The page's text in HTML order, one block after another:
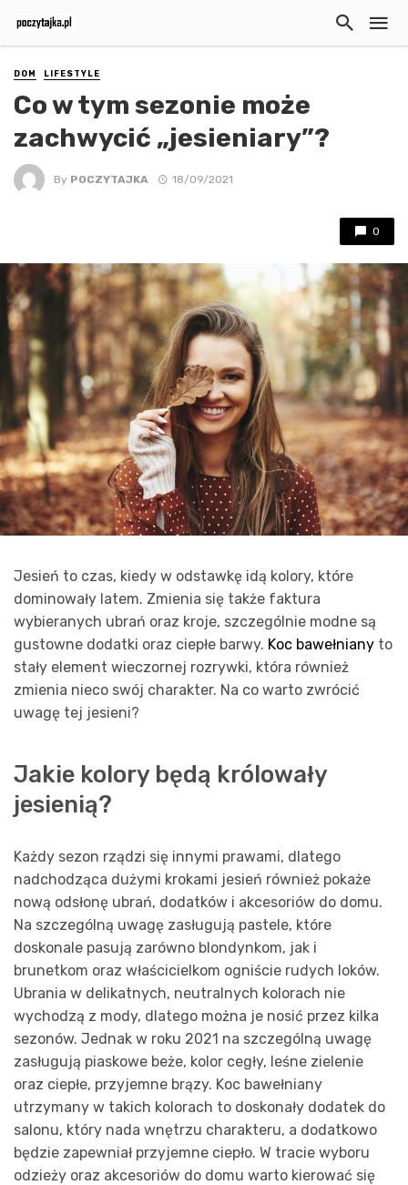
DOM LIFESTYLE
Co w tym sezonie może
zachwycić „jesieniary”?
By POCZYTAJKA 18/09/2021
0
Jesień to czas, kiedy w odstawkę idą kolory, które
dominowały latem. Zmienia się także faktura
wybieranych ubrań oraz kroje, szczególnie modne są
gustowne dodatki oraz ciepłe barwy. Koc bawełniany to
stały element wieczornej rozrywki, która również
zmienia nieco swój charakter. Na co warto zwrócić
uwagę tej jesieni?
Jakie kolory będą królowały
jesienią?
Każdy sezon rządzi się innymi prawami, dlatego
nadchodząca dużymi krokami jesień również pokaże
nową odsłonę ubrań, dodatków i akcesoriów do domu.
Na szczególną uwagę zasługują pastele, które
doskonale pasują zarówno blondynkom, jak i
brunetkom oraz właścicielkom ogniście rudych loków.
Ubrania w delikatnych, neutralnych kolorach nie
wychodzą z mody, dlatego można je nosić przez kilka
sezonów. Jednak w roku 2021 na szczególną uwagę
zasługują piaskowe beże, kolor cegły, leśne zielenie
oraz ciepłe, przyjemne brązy. Koc bawełniany
utrzymany w takich kolorach to doskonały dodatek do
salonu, który nada wnętrzu charakteru, a dodatkowo
będzie zapewniał przyjemne ciepło. W tracie wyboru
odzieży oraz akcesoriów do domu warto kierować się